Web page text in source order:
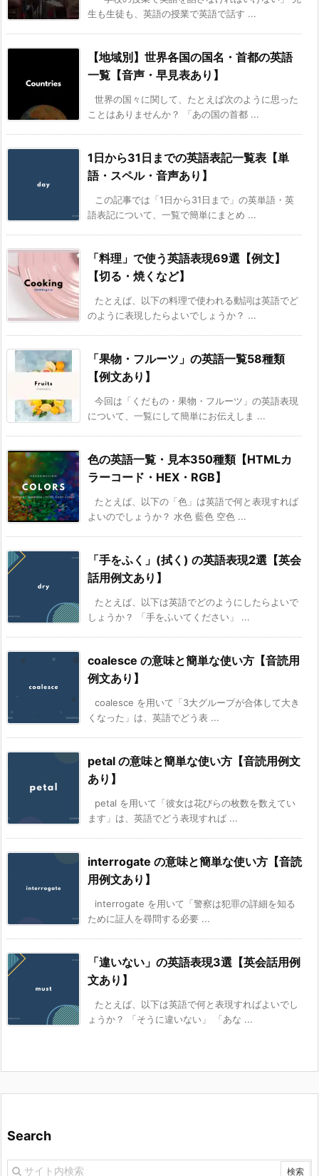
生も生徒も、英語の授業で英語で話す ...
【地域別】世界各国の国名・首都の英語
一覧【音声・早見表あり】
世界の国々に関して、たとえば次のように思った
ことはありませんか？ 「あの国の首都 ...
1日から31日までの英語表記一覧表【単
語・スペル・音声あり】
この記事では「1日から31日まで」の英単語・英
語表記について、一覧で簡単にまとめ ...
「料理」で使う英語表現69選【例文】
【切る・焼くなど】
たとえば、以下の料理で使われる動詞は英語でど
のように表現したらよいでしょうか？ ...
「果物・フルーツ」の英語一覧58種類
【例文あり】
今回は「くだもの・果物・フルーツ」の英語表現
について、一覧にして簡単にお伝えしま ...
色の英語一覧・見本350種類【HTMLカ
ラーコード・HEX・RGB】
たとえば、以下の「色」は英語で何と表現すれば
よいのでしょうか？ 水色 藍色 空色 ...
「手をふく」(拭く) の英語表現2選【英会
話用例文あり】
たとえば、以下は英語でどのようにしたらよいで
しょうか？ 「手をふいてください」 ...
coalesce の意味と簡単な使い方【音読用
例文あり】
coalesce を用いて「3大グループが合体して大き
くなった」は、英語でどう表 ...
petal の意味と簡単な使い方【音読用例文
あり】
petal を用いて「彼女は花びらの枚数を数えてい
ます」は、英語でどう表現すれば ...
interrogate の意味と簡単な使い方【音読
用例文あり】
interrogate を用いて「警察は犯罪の詳細を知る
ために証人を尋問する必要 ...
「違いない」の英語表現3選【英会話用例
文あり】
たとえば、以下は英語で何と表現すればよいでし
ょうか？ 「そうに違いない」 「あな ...
Search